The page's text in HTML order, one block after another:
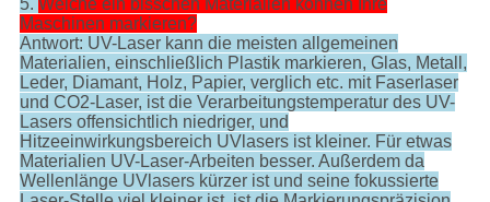
5. Welche ein bisschen Materialien können Ihre
Maschinen markieren?
Antwort: UV-Laser kann die meisten allgemeinen
Materialien, einschließlich Plastik markieren, Glas, Metall,
Leder, Diamant, Holz, Papier, verglich etc. mit Faserlaser
und CO2-Laser, ist die Verarbeitungstemperatur des UV-
Lasers offensichtlich niedriger, und
Hitzeeinwirkungsbereich UVlasers ist kleiner. Für etwas
Materialien UV-Laser-Arbeiten besser. Außerdem da
Wellenlänge UVlasers kürzer ist und seine fokussierte